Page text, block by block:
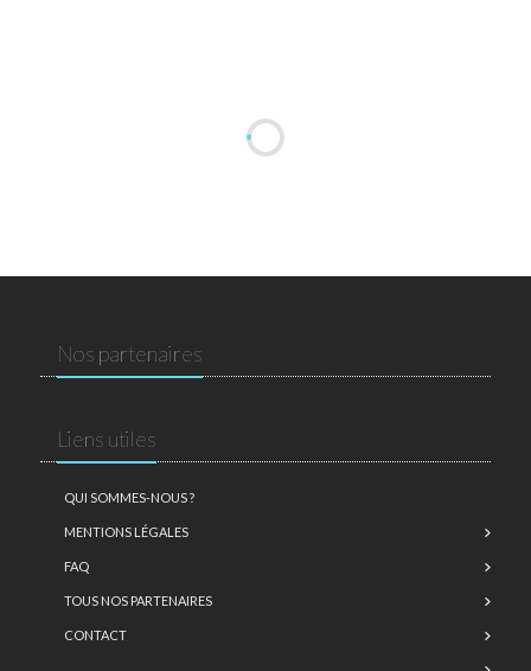
Nos partenaires
Liens utiles
QUI SOMMES-NOUS ?
MENTIONS LÉGALES
FAQ
TOUS NOS PARTENAIRES
CONTACT